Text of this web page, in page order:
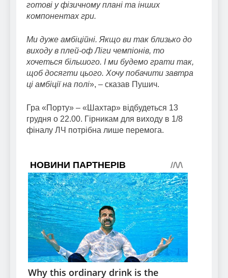
готові у фізичному плані та інших
компонентах гри.
Ми дуже амбіційні. Якщо ви так близько до
виходу в плей-оф Ліги чемпіонів, то
хочеться більшого. І ми будемо грати так,
щоб досягти цього. Хочу побачити завтра
ці амбіції на полі», – сказав Пушич.
Гра «Порту» – «Шахтар» відбудеться 13
грудня о 22.00. Гірникам для виходу в 1/8
фіналу ЛЧ потрібна лише перемога.